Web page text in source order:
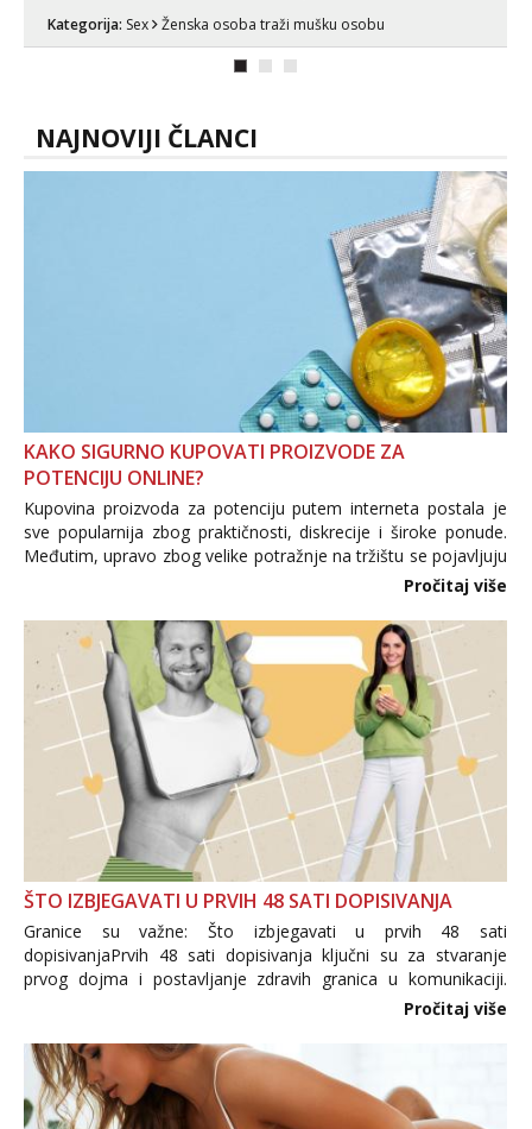
zadovoljiti moje potrebe,ne trazim puno
samo malo njeznosti i razumjevanja.
muskar...
Kategorija: Sex Ženska osoba traži mušku osobu
NAJNOVIJI ČLANCI
KAKO SIGURNO KUPOVATI PROIZVODE ZA
POTENCIJU ONLINE?
Kupovina proizvoda za potenciju putem interneta postala je
sve popularnija zbog praktičnosti, diskrecije i široke ponude.
Međutim, upravo zbog velike potražnje na tržištu se pojavljuju
i brojni krivotvoreni proizvodi, nepouzdane internetske
Pročitaj više
ŠTO IZBJEGAVATI U PRVIH 48 SATI DOPISIVANJA
Granice su važne: Što izbjegavati u prvih 48 sati
dopisivanjaPrvih 48 sati dopisivanja ključni su za stvaranje
prvog dojma i postavljanje zdravih granica u komunikaciji.
Važno je izbjeći prebrzo otkrivanje osobnih ili intimnih
informacija, jer nepoznata osoba još nije zaslužila to
povjerenje. Takođe...
Pročitaj više